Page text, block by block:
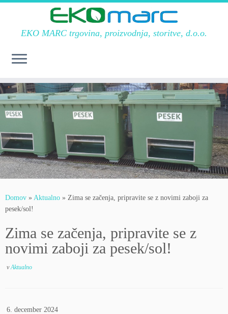
Skoči
na
vsebino
EKO MARC trgovina, proizvodnja, storitve, d.o.o.
Domov » Aktualno » Zima se začenja, pripravite se z novimi zaboji za
pesek/sol!
Zima se začenja, pripravite se z
novimi zaboji za pesek/sol!
vAktualno
6. december 2024